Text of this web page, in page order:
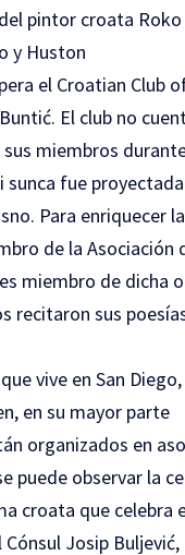
pintor croata Roko
y Huston
el Croatian Club
El club no
miembros
fue
Para enriquecer
de la
miembro de dicha
recitaron sus
vive en San Diego,
en su mayor parte
organizados en
puede observar la
croata que celebra
Josip